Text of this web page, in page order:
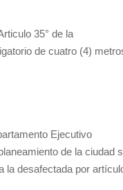
35° de la
de cuatro (4)
Ejecutivo
de la ciudad
la desafectada por